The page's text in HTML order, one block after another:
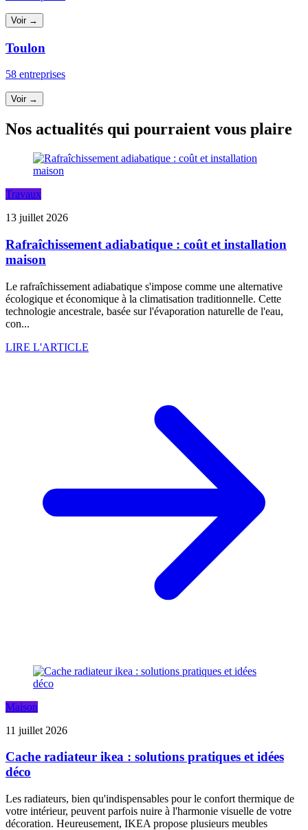
Voir →
Toulon
58 entreprises
Voir →
Nos actualités qui pourraient vous plaire
Travaux
13 juillet 2026
Rafraîchissement adiabatique : coût et installation
maison
Le rafraîchissement adiabatique s'impose comme une alternative
écologique et économique à la climatisation traditionnelle. Cette
technologie ancestrale, basée sur l'évaporation naturelle de l'eau,
con...
LIRE L'ARTICLE
Maison
11 juillet 2026
Cache radiateur ikea : solutions pratiques et idées
déco
Les radiateurs, bien qu'indispensables pour le confort thermique de
votre intérieur, peuvent parfois nuire à l'harmonie visuelle de votre
décoration. Heureusement, IKEA propose plusieurs meubles